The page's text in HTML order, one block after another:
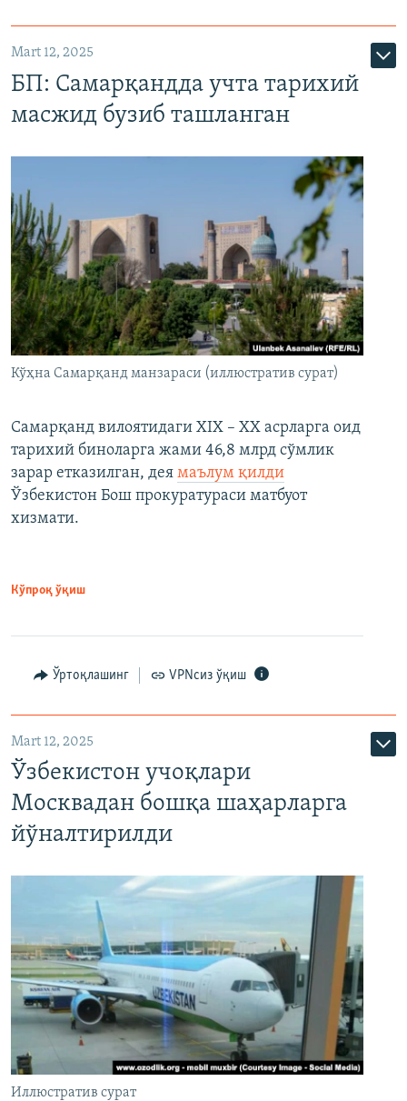
Mart 12, 2025
БП: Самарқандда учта тарихий
масжид бузиб ташланган
Кўҳна Самарқанд манзараси (иллюстратив сурат)
Самарқанд вилоятидаги XIX – XX асрларга оид
тарихий биноларга жами 46,8 млрд сўмлик
зарар етказилган, дея маълум қилди
Ўзбекистон Бош прокуратураси матбуот
хизмати.
Кўпроқ ўқиш
Ўртоқлашинг VPNсиз ўқиш
Mart 12, 2025
Ўзбекистон учоқлари
Москвадан бошқа шаҳарларга
йўналтирилди
Иллюстратив сурат